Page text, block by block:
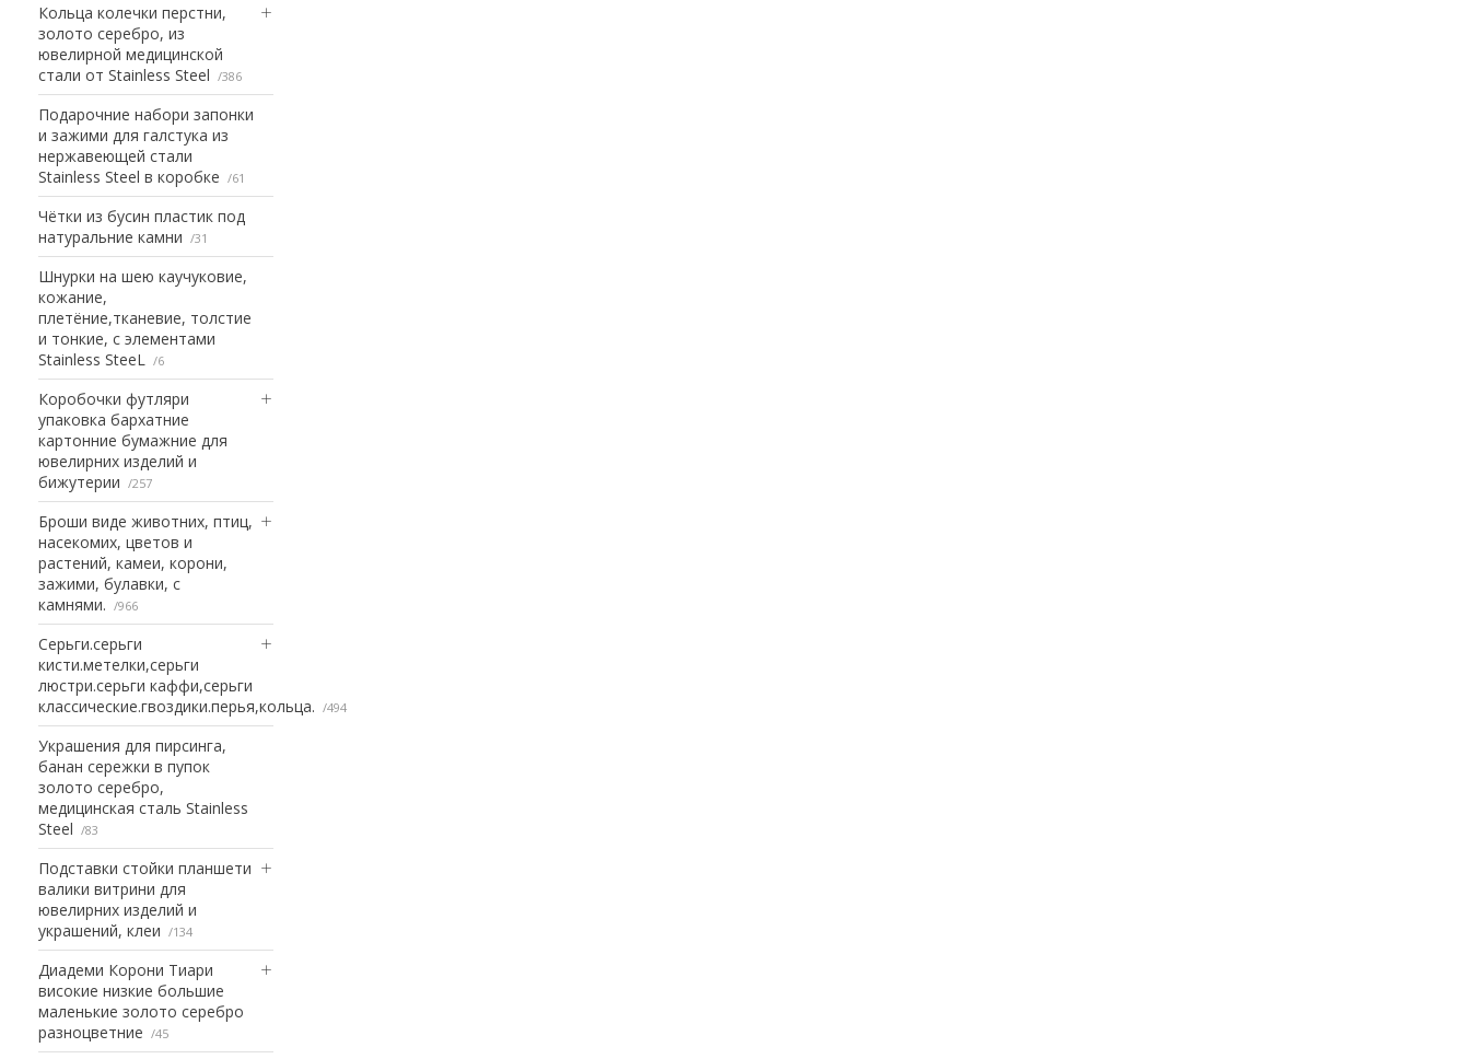
Кольца колечки перстни,
золото серебро, из
ювелирной медицинской
стали от Stainless Steel
386
Подарочние набори запонки
и зажими для галстука из
нержавеющей стали
Stainless Steel в коробке
61
Чётки из бусин пластик под
натуральние камни
31
Шнурки на шею каучуковие,
кожание,
плетёние,тканевие, толстие
и тонкие, с элементами
Stainless SteeL
6
Коробочки футляри
упаковка бархатние
картонние бумажние для
ювелирних изделий и
бижутерии
257
Броши виде животних, птиц,
насекомих, цветов и
растений, камеи, корони,
зажими, булавки, с
камнями.
966
Серьги.серьги
кисти.метелки,серьги
люстри.серьги каффи,серьги
классические.гвоздики.перья,кольца.
494
Украшения для пирсинга,
банан сережки в пупок
золото серебро,
медицинская сталь Stainless
Steel
83
Подставки стойки планшети
валики витрини для
ювелирних изделий и
украшений, клеи
134
Диадеми Корони Тиари
високие низкие большие
маленькие золото серебро
разноцветние
45